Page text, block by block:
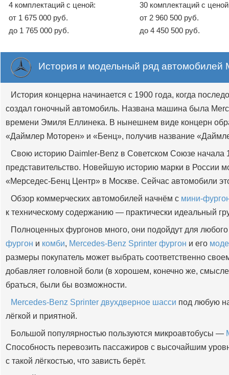
4 комплектаций с ценой:
от 1 675 000 руб.
до 1 765 000 руб.
30 комплектаций с
от 2 960 500 руб.
до 4 450 500 руб.
История и модельный ряд автомобилей
История концерна начинается с 1900 года, когда
создал гоночный автомобиль. Названа машина была
времени Эмиля Еллинека. В нынешнем виде концерн
«Даймлер Моторен» и «Бенц», получив название
Свою историю Daimler-Benz в Советском Союзе начала
представительство. Новейшую историю марки в России
«Мерседес-Бенц Центр» в Москве. Сейчас автомобили
Обзор коммерческих автомобилей начнём с мини-
к техническому содержанию — практически идеальный
Полноценных фургонов много, они подойдут для
фургон и комби, Mercedes-Benz Sprinter фургон и его
размеры покупатель может выбрать соответственно
добавляет головной боли (в хорошем, конечно же,
браться, были бы возможности.
Mercedes-Benz Sprinter двухдверное шасси под любую
лёгкой и приятной.
Большой популярностью пользуются микроавтобусы —
Способность перевозить пассажиров с высочайшим
с такой лёгкостью, что зависть берёт.